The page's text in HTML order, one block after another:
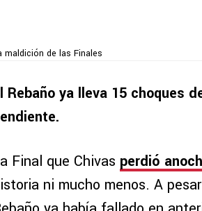
maldición de las Finales
Rebaño ya lleva 15 choques
Final que Chivas perdió
ni mucho menos. A